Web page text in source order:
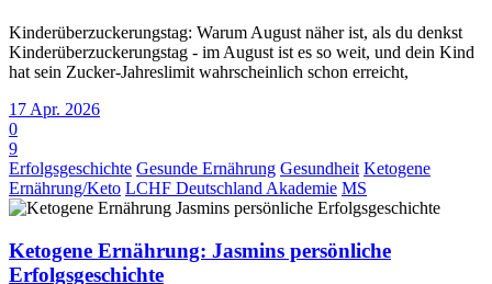
Kinderüberzuckerungstag: Warum August näher ist, als du denkst
Kinderüberzuckerungstag - im August ist es so weit, und dein Kind
hat sein Zucker-Jahreslimit wahrscheinlich schon erreicht,
17 Apr. 2026
0
9
Erfolgsgeschichte Gesunde Ernährung Gesundheit Ketogene
Ernährung/Keto LCHF Deutschland Akademie MS
Ketogene Ernährung: Jasmins persönliche
Erfolgsgeschichte